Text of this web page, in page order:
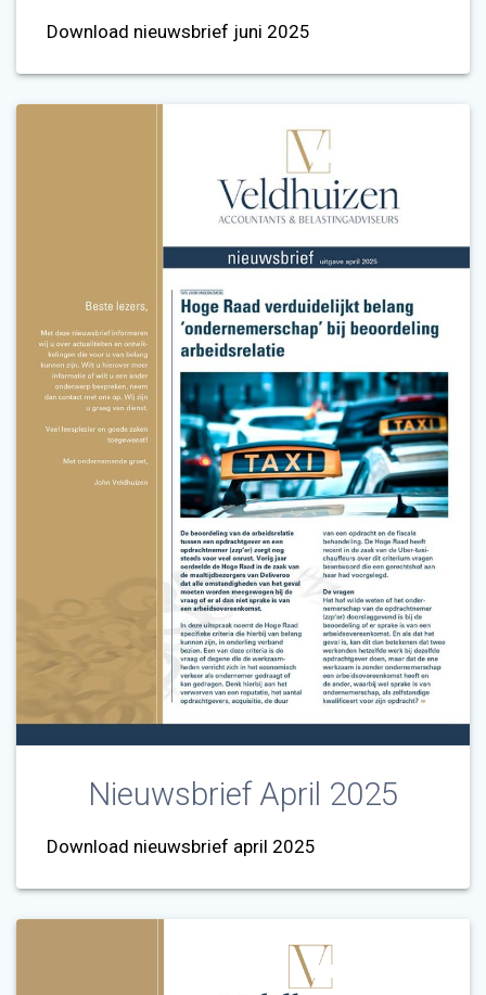
Download nieuwsbrief juni 2025
Nieuwsbrief April 2025
Download nieuwsbrief april 2025